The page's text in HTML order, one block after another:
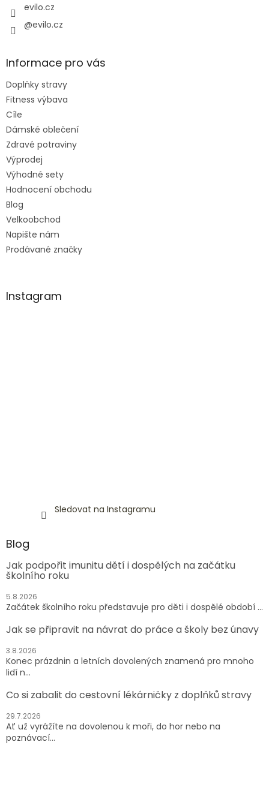
evilo.cz
@evilo.cz
Informace pro vás
Doplňky stravy
Fitness výbava
Cíle
Dámské oblečení
Zdravé potraviny
Výprodej
Výhodné sety
Hodnocení obchodu
Blog
Velkoobchod
Napište nám
Prodávané značky
Instagram
Sledovat na Instagramu
Blog
Jak podpořit imunitu dětí i dospělých na začátku
školního roku
5.8.2026
Začátek školního roku představuje pro děti i dospělé období ...
Jak se připravit na návrat do práce a školy bez únavy
3.8.2026
Konec prázdnin a letních dovolených znamená pro mnoho
lidí n...
Co si zabalit do cestovní lékárničky z doplňků stravy
29.7.2026
Ať už vyrážíte na dovolenou k moři, do hor nebo na
poznávací...